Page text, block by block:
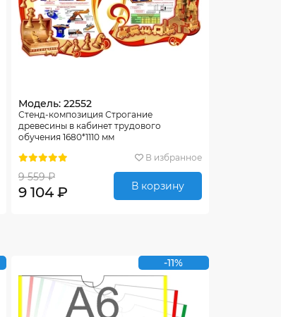
Модель: 22552
Стенд-композиция Строгание
древесины в кабинет трудового
обучения 1680*1110 мм
В избранное
9 559 ₽
9 104 ₽ В корзину
-11%